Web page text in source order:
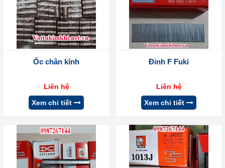
Ốc chân kính
Liên hệ
Xem chi tiết
Đinh F Fuki
Liên hệ
Xem chi tiết